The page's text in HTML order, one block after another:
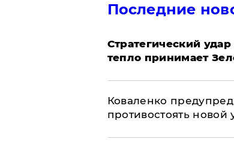
Последние
Стратегический
тепло принимает
Коваленко
противостоять новой